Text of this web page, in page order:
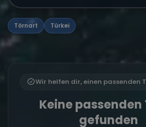
Törnart Türkei
Wir helfen dir, einen passenden
Keine passenden
gefunden